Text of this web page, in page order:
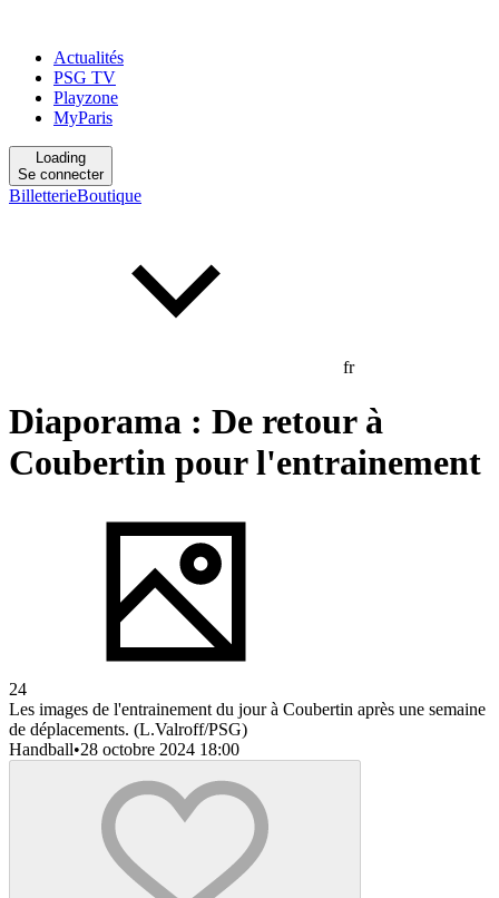
Actualités
PSG TV
Playzone
MyParis
Loading
Se connecter
BilletterieBoutique
fr
Diaporama : De retour à
Coubertin pour l'entrainement
24
Les images de l'entrainement du jour à Coubertin après une semaine
de déplacements. (L.Valroff/PSG)
Handball•28 octobre 2024 18:00